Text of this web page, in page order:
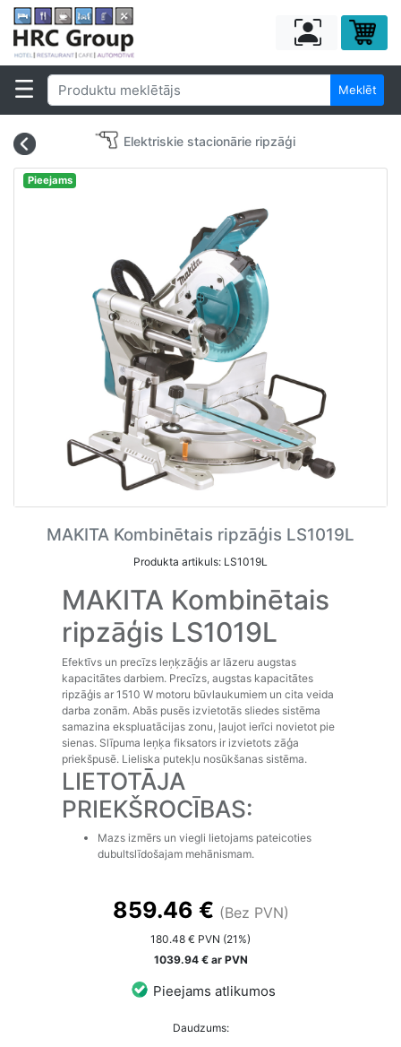
Meklēt
Elektriskie stacionārie ripzāģi
Pieejams
MAKITA Kombinētais ripzāģis LS1019L
Produkta artikuls: LS1019L
MAKITA Kombinētais
ripzāģis LS1019L
Efektīvs un precīzs leņķzāģis ar lāzeru augstas
kapacitātes darbiem. Precīzs, augstas kapacitātes
ripzāģis ar 1510 W motoru būvlaukumiem un cita veida
darba zonām. Abās pusēs izvietotās sliedes sistēma
samazina ekspluatācijas zonu, ļaujot ierīci novietot pie
sienas. Slīpuma leņķa fiksators ir izvietots zāģa
priekšpusē. Lieliska putekļu nosūkšanas sistēma.
LIETOTĀJA
PRIEKŠROCĪBAS:
Mazs izmērs un viegli lietojams pateicoties
dubultslīdošajam mehānismam.
859.46 € (Bez PVN)
180.48 € PVN (21%)
1039.94 € ar PVN
Pieejams atlikumos
Daudzums: